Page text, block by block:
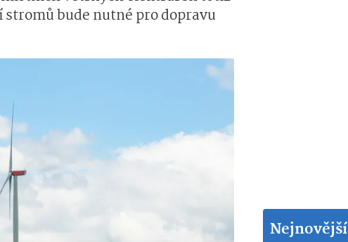
bude nutné pro dopravu
Nejnovější